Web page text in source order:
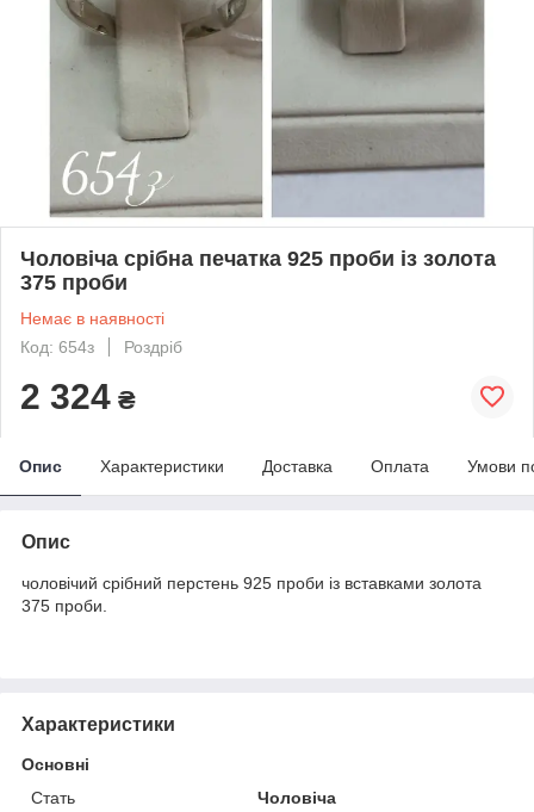
Чоловіча срібна печатка 925 проби із золота
375 проби
Немає в наявності
Код: 654з
Роздріб
2 324 ₴
Опис Характеристики Доставка Оплата Умови
Опис
чоловічий срібний перстень 925 проби із вставками золота
375 проби.
Характеристики
Основні
Стать
Чоловіча